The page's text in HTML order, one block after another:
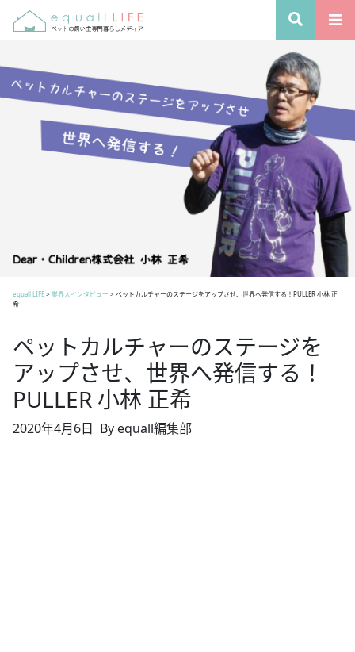
equall LIFE> 業界人インタビュー > ペットカルチャーのステージをアップさせ、世界へ発信する！PULLER 小林 正
希
ペットカルチャーのステージを
アップさせ、世界へ発信する！
PULLER 小林 正希
2020年4月6日 By equall編集部